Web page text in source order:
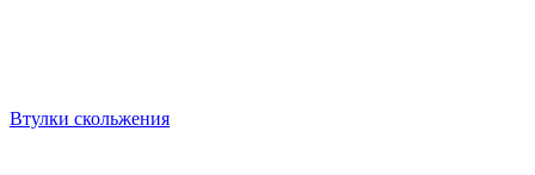
Втулки скольжения